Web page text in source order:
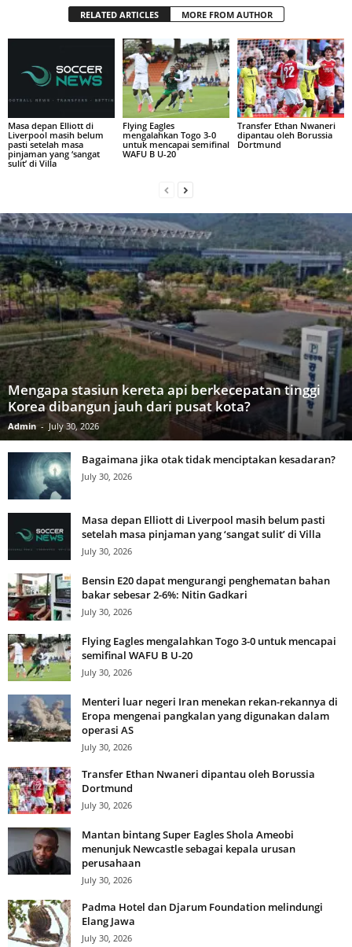
RELATED ARTICLES MORE FROM AUTHOR
Masa depan Elliott di
Liverpool masih belum
pasti setelah masa
pinjaman yang ‘sangat
sulit’ di Villa
Flying Eagles
mengalahkan Togo 3-0
untuk mencapai semifinal
WAFU B U-20
Transfer Ethan Nwaneri
dipantau oleh Borussia
Dortmund
Mengapa stasiun kereta api berkecepatan tinggi
Korea dibangun jauh dari pusat kota?
Admin - July 30, 2026
Bagaimana jika otak tidak menciptakan kesadaran?
July 30, 2026
Masa depan Elliott di Liverpool masih belum pasti
setelah masa pinjaman yang ‘sangat sulit’ di Villa
July 30, 2026
Bensin E20 dapat mengurangi penghematan bahan
bakar sebesar 2-6%: Nitin Gadkari
July 30, 2026
Flying Eagles mengalahkan Togo 3-0 untuk mencapai
semifinal WAFU B U-20
July 30, 2026
Menteri luar negeri Iran menekan rekan-rekannya di
Eropa mengenai pangkalan yang digunakan dalam
operasi AS
July 30, 2026
Transfer Ethan Nwaneri dipantau oleh Borussia
Dortmund
July 30, 2026
Mantan bintang Super Eagles Shola Ameobi
menunjuk Newcastle sebagai kepala urusan
perusahaan
July 30, 2026
Padma Hotel dan Djarum Foundation melindungi
Elang Jawa
July 30, 2026